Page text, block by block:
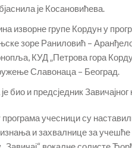
је Косановићева.
изворне групе Кордун у
зоре Раниловић –
КУД „Петрова гора
Славонаца – Београд.
био и предсједник
учесници су
и захвалнице за учешће